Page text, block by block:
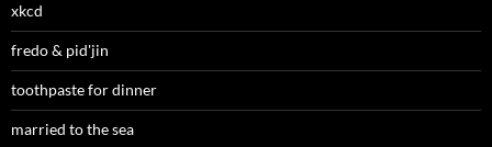
xkcd
fredo & pid'jin
toothpaste for dinner
married to the sea